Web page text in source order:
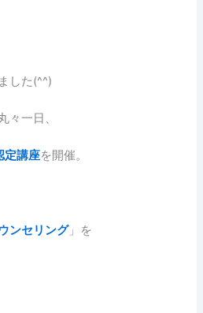
した(^^)
々一日、
定講座を開催。
ンセリング」を